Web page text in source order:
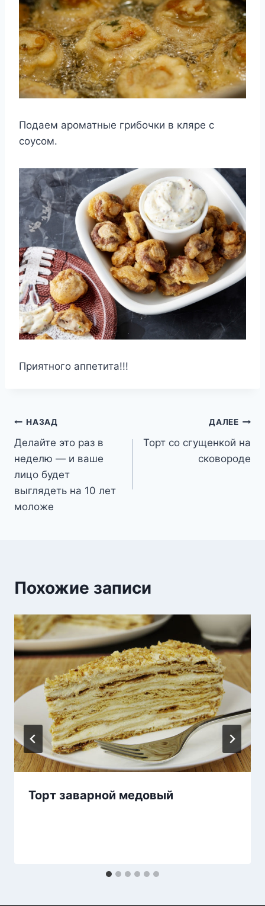
Подаем ароматные грибочки в кляре с
соусом.
Приятного аппетита!!!
Навигация
по
записям
НАЗАД
Делайте это раз в
неделю — и ваше
лицо будет
выглядеть на 10 лет
моложе
ДАЛЕЕ
Торт со сгущенкой на
сковороде
Похожие записи
Торт заварной медовый